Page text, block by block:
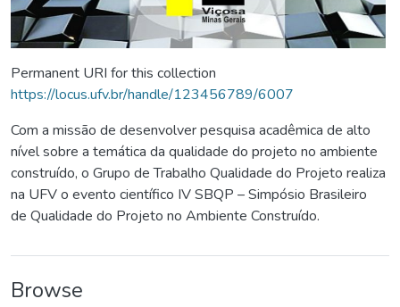
Permanent URI for this collection
https://locus.ufv.br/handle/123456789/6007
Com a missão de desenvolver pesquisa acadêmica de alto
nível sobre a temática da qualidade do projeto no ambiente
construído, o Grupo de Trabalho Qualidade do Projeto realiza
na UFV o evento científico IV SBQP – Simpósio Brasileiro
de Qualidade do Projeto no Ambiente Construído.
Browse